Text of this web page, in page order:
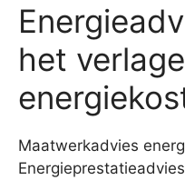
het
Maatwerkadvies